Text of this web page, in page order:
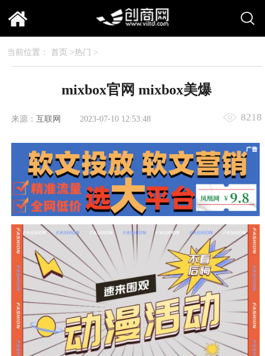
当前位置： 首页 >热门 >
mixbox官网 mixbox美爆
来源： 互联网 2023-07-10 12:53:48 8218